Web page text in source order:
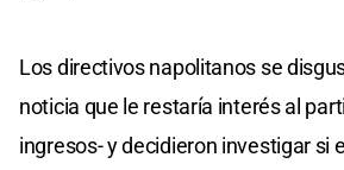
Los directivos napolitanos se
noticia que le restaría interés al
ingresos- y decidieron investigar si